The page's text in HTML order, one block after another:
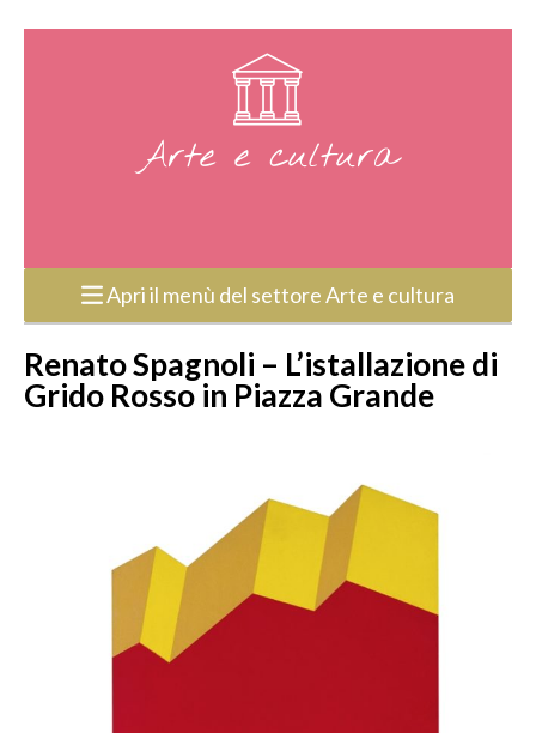
Arte e cultura
Apri il menù del settore Arte e cultura
Renato Spagnoli – L’istallazione di
Grido Rosso in Piazza Grande